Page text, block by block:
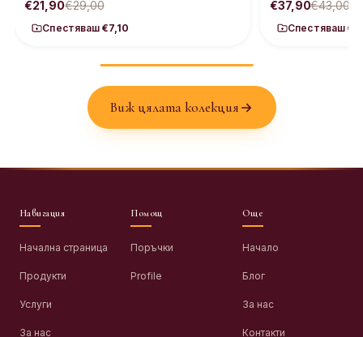
€21,90€29,00
Спестяваш€7,10
€37,90€43,00
Спестяваш
Виж цялата колекция
Навигация
Начална страница
Продукти
Услуги
За нас
Помощ
Поръчки
Profile
Още
Начало
Блог
За нас
Контакти